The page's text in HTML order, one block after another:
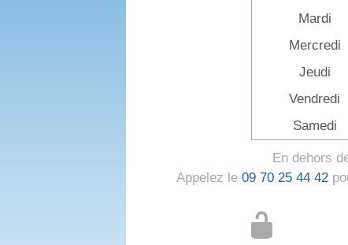
Mardi
Mercredi
Jeudi
Vendredi
Samedi
En dehors
Appelez le 09 70 25 44 42